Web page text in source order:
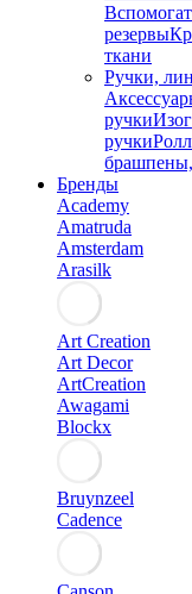
резервы
ткани
Ручки,
ручки
ручки
Бренды
Academy
Amatruda
Amsterdam
Arasilk
Art Creation
Art Decor
ArtCreation
Awagami
Blockx
Bruynzeel
Cadence